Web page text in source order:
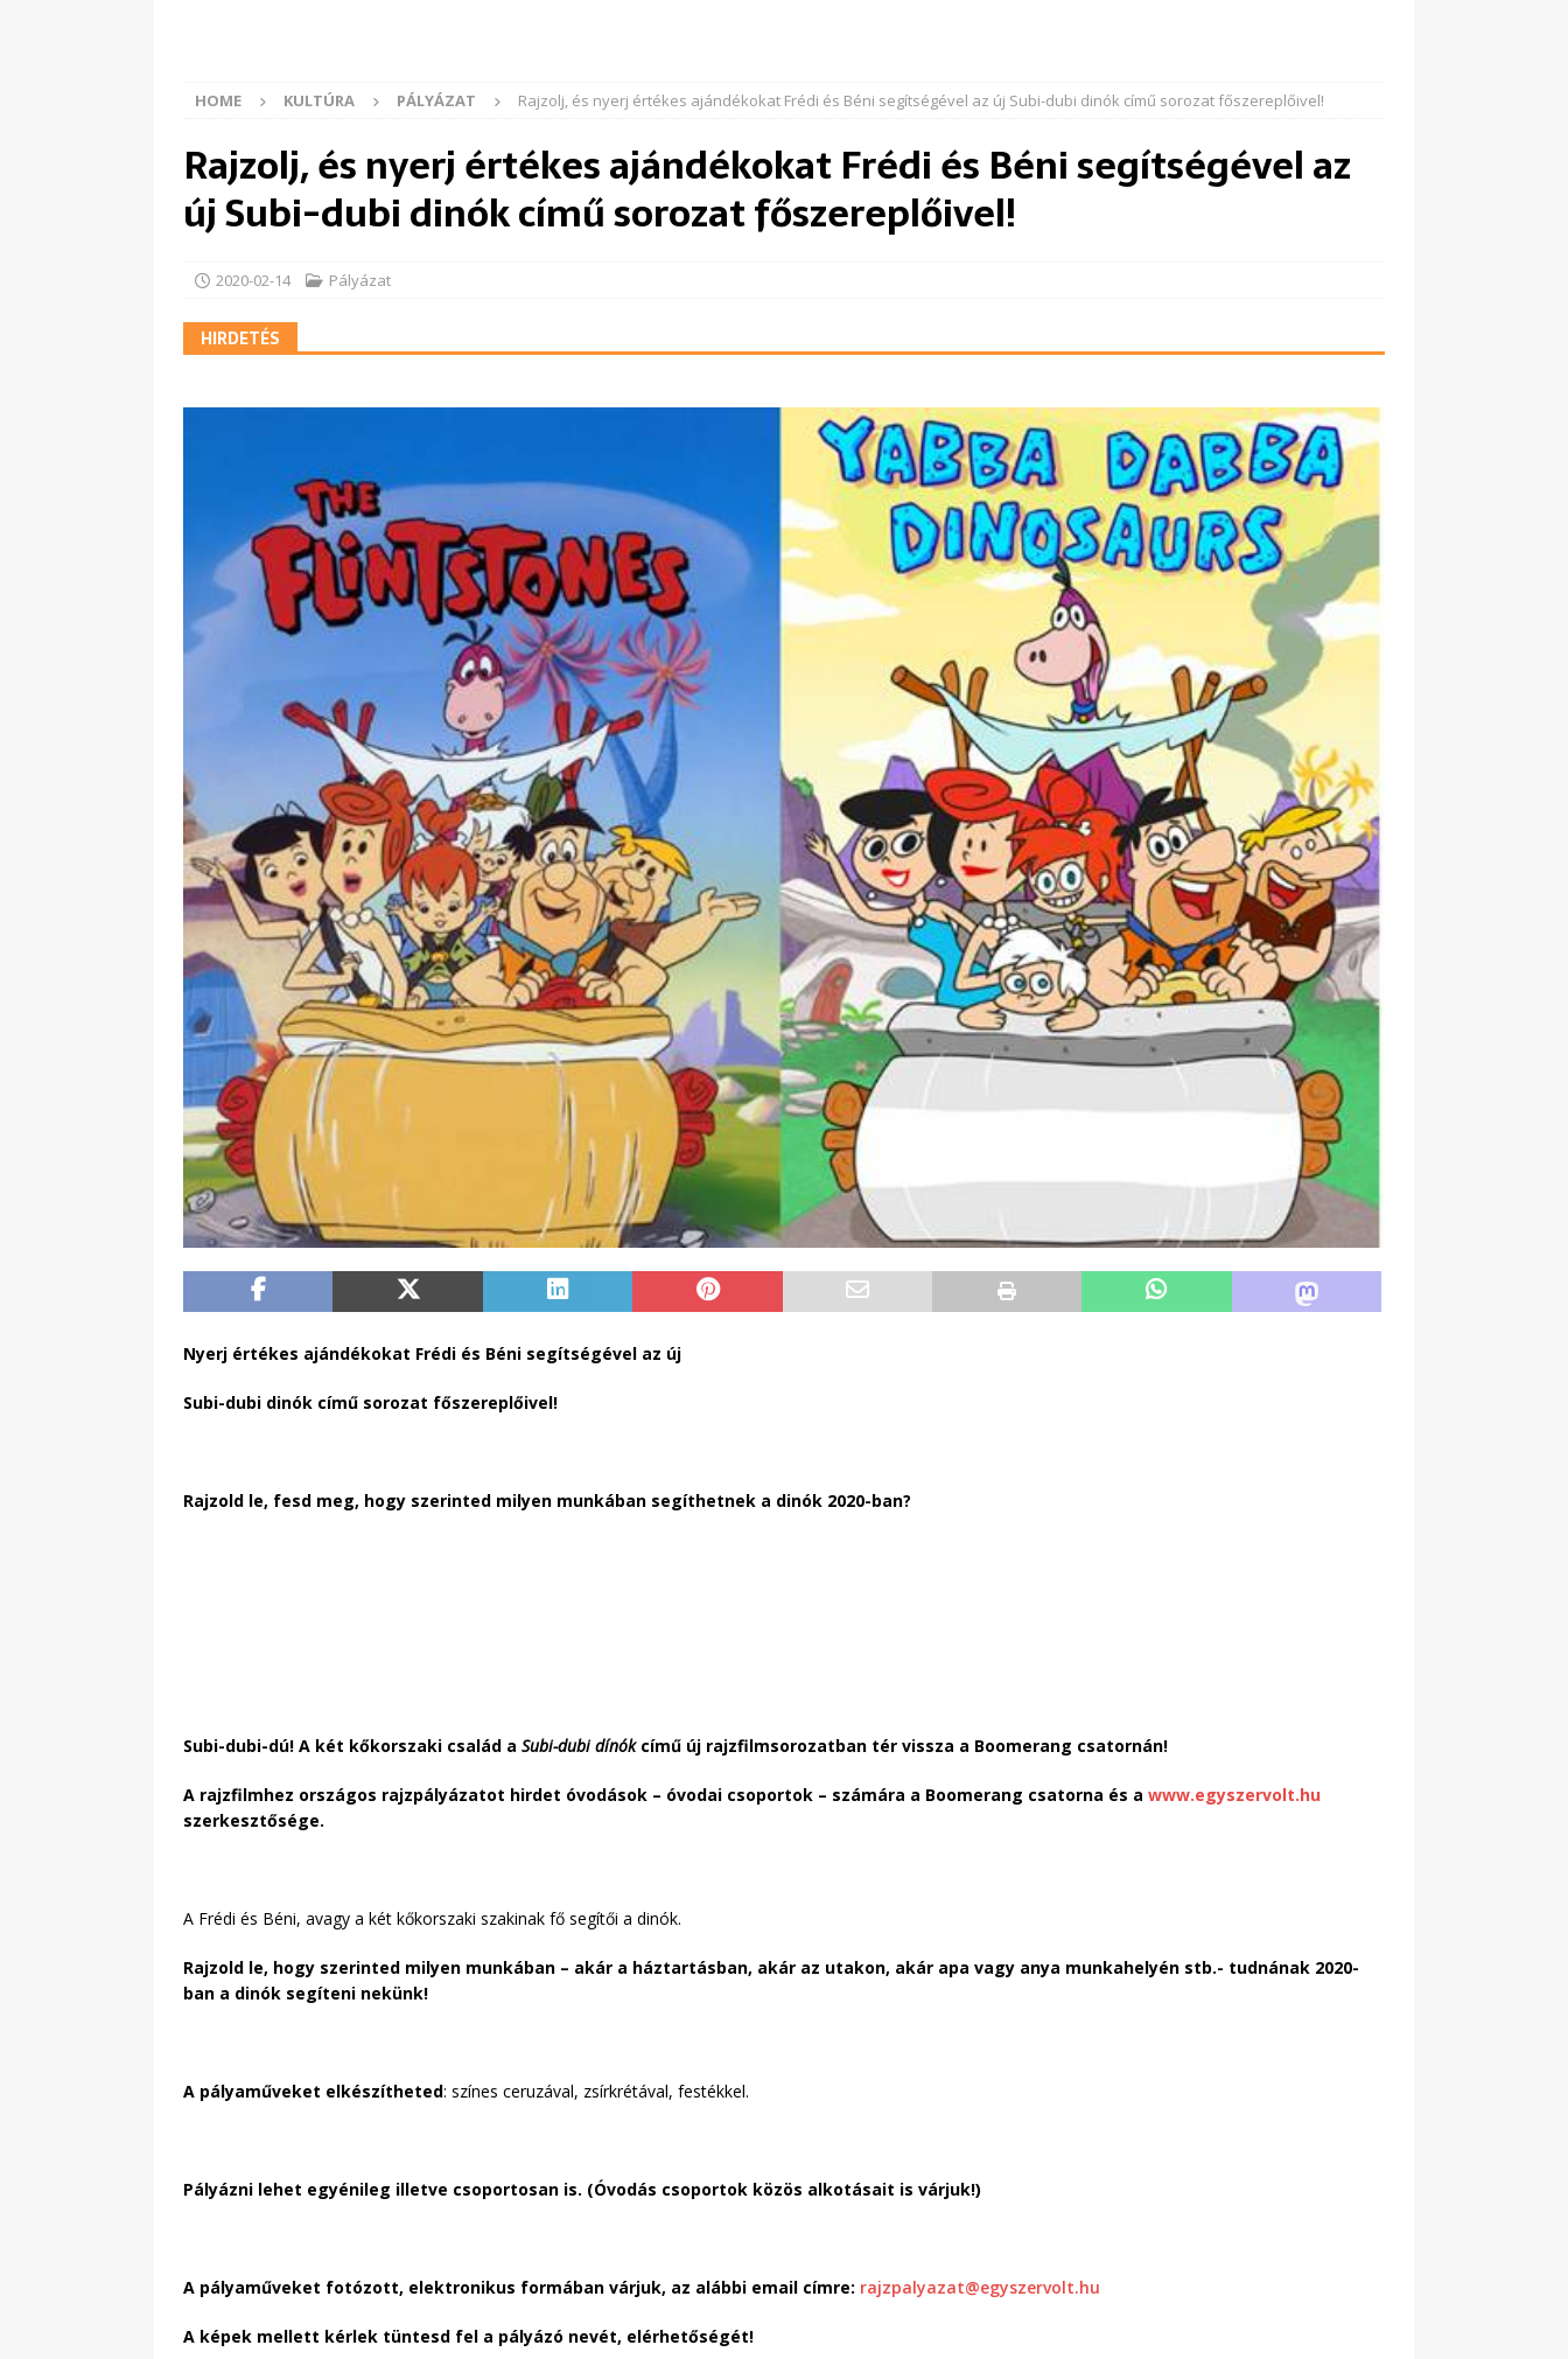
HOME KULTÚRA PÁLYÁZAT Rajzolj, és nyerj értékes ajándékokat Frédi és Béni segítségével az új Subi-dubi dinók című sorozat főszereplőivel!
Rajzolj, és nyerj értékes ajándékokat Frédi és Béni segítségével az
új Subi-dubi dinók című sorozat főszereplőivel!
2020-02-14 Pályázat
HIRDETÉS
Nyerj értékes ajándékokat Frédi és Béni segítségével az új
Subi-dubi dinók című sorozat főszereplőivel!
Rajzold le, fesd meg, hogy szerinted milyen munkában segíthetnek a dinók 2020-ban?
Subi-dubi-dú! A két kőkorszaki család a Subi-dubi dínókcímű új rajzfilmsorozatban tér vissza a Boomerang csatornán!
A rajzfilmhez országos rajzpályázatot hirdet óvodások – óvodai csoportok – számára a Boomerang csatorna és a www.egyszervolt.hu
szerkesztősége.
A Frédi és Béni, avagy a két kőkorszaki szakinak fő segítői a dinók.
Rajzold le, hogy szerinted milyen munkában – akár a háztartásban, akár az utakon, akár apa vagy anya munkahelyén stb.- tudnának 2020-
ban a dinók segíteni nekünk!
A pályaműveket elkészítheted: színes ceruzával, zsírkrétával, festékkel.
Pályázni lehet egyénileg illetve csoportosan is. (Óvodás csoportok közös alkotásait is várjuk!)
A pályaműveket fotózott, elektronikus formában várjuk, az alábbi email címre: rajzpalyazat@egyszervolt.hu
A képek mellett kérlek tüntesd fel a pályázó nevét, elérhetőségét!